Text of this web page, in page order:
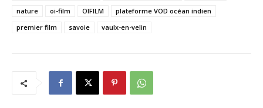
nature
oi-film OIFILM
plateforme VOD océan indien
premier film
savoie vaulx-en-velin